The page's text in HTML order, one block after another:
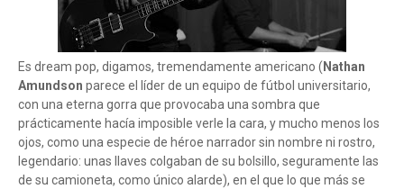
Es dream pop, digamos, tremendamente americano ( Nathan
Amundson parece el líder de un equipo de fútbol universitario,
con una eterna gorra que provocaba una sombra que
prácticamente hacía imposible verle la cara, y mucho menos los
ojos, como una especie de héroe narrador sin nombre ni rostro,
legendario: unas llaves colgaban de su bolsillo, seguramente las
de su camioneta, como único alarde), en el que lo que más se